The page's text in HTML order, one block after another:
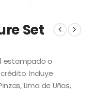
Set
estampado o
Incluye
Lima de Uñas,